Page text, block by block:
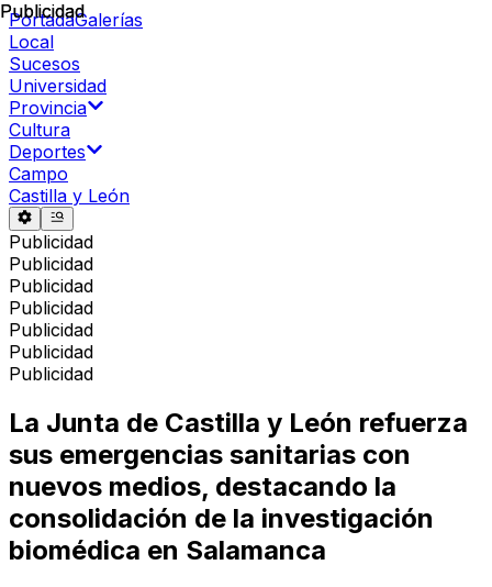
PortadaGalerías
Local
Sucesos
Universidad
Provincia
Cultura
Deportes
Campo
Castilla y León
Publicidad
Publicidad
Publicidad
Publicidad
Publicidad
Publicidad
Publicidad
Publicidad
La Junta de Castilla y León refuerza
sus emergencias sanitarias con
nuevos medios, destacando la
consolidación de la investigación
biomédica en Salamanca
Publicidad